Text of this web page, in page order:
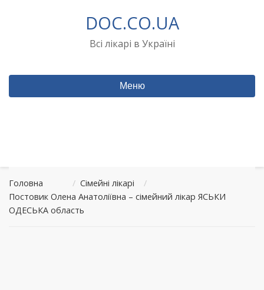
DOC.CO.UA
Всі лікарі в Україні
Меню
Головна / Сімейні лікарі
/
Постовик Олена Анатоліївна – сімейний лікар ЯСЬКИ
ОДЕСЬКА область